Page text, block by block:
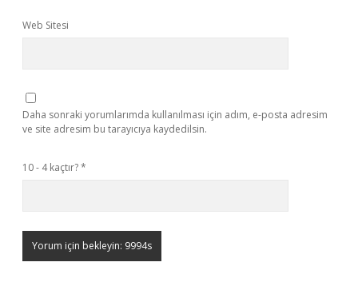
Web Sitesi
Daha sonraki yorumlarımda kullanılması için adım, e-posta adresim
ve site adresim bu tarayıcıya kaydedilsin.
10 - 4 kaçtır?*